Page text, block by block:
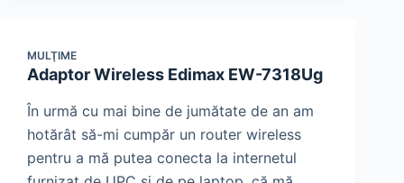
MULŢIME
Adaptor Wireless Edimax EW-7318Ug
În urmă cu mai bine de jumătate de an am
hotărât să-mi cumpăr un router wireless
pentru a mă putea conecta la internetul